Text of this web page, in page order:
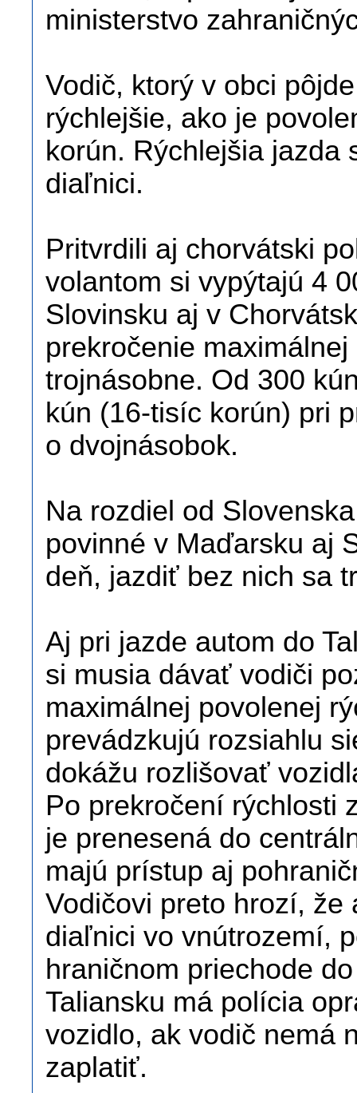
ministerstvo
Vodič, ktorý v obci
rýchlejšie, ako je
korún. Rýchlejšia jazda
diaľnici.
Pritvrdili aj chorvátski
volantom si vypýtajú 4
Slovinsku aj v
prekročenie
trojnásobne. Od 300
kún (16-tisíc korún) pri
o dvojnásobok.
Na rozdiel od
povinné v Maďarsku aj
deň, jazdiť bez nich sa
Aj pri jazde autom do
si musia dávať vodiči
maximálnej povolenej
prevádzkujú rozsiahlu
dokážu rozlišovať
Po prekročení rýchlosti
je prenesená do
majú prístup aj
Vodičovi preto hrozí,
diaľnici vo vnútrozemí,
hraničnom priechode
Taliansku má polícia
vozidlo, ak vodič nemá
zaplatiť.